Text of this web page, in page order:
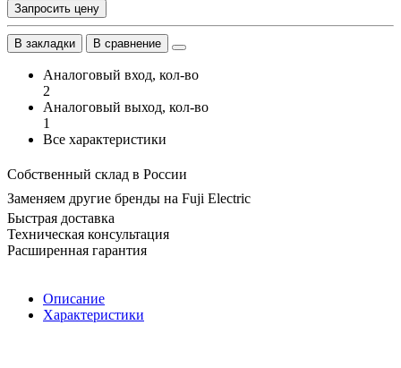
Запросить цену
В закладки В сравнение
Аналоговый вход, кол-во
2
Аналоговый выход, кол-во
1
Все характеристики
Собственный склад в России
Заменяем другие бренды на Fuji Electric
Быстрая доставка
Техническая консультация
Расширенная гарантия
Описание
Характеристики